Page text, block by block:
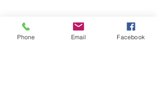
Phone Email Facebook